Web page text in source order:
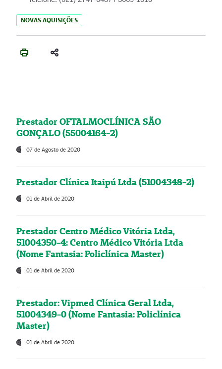
NOVAS AQUISIÇÕES
Prestador OFTALMOCLÍNICA SÃO
GONÇALO (55004164-2)
07 de Agosto de 2020
Prestador Clínica Itaipú Ltda (51004348-2)
01 de Abril de 2020
Prestador Centro Médico Vitória Ltda,
51004350-4: Centro Médico Vitória Ltda
(Nome Fantasia: Policlínica Master)
01 de Abril de 2020
Prestador: Vipmed Clínica Geral Ltda,
51004349-0 (Nome Fantasia: Policlínica
Master)
01 de Abril de 2020